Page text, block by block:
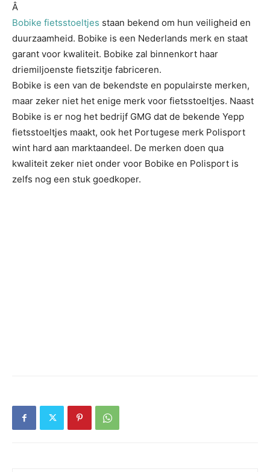
Â
Bobike fietsstoeltjes staan bekend om hun veiligheid en
duurzaamheid. Bobike is een Nederlands merk en staat
garant voor kwaliteit. Bobike zal binnenkort haar
driemiljoenste fietszitje fabriceren.
Bobike is een van de bekendste en populairste merken,
maar zeker niet het enige merk voor fietsstoeltjes. Naast
Bobike is er nog het bedrijf GMG dat de bekende Yepp
fietsstoeltjes maakt, ook het Portugese merk Polisport
wint hard aan marktaandeel. De merken doen qua
kwaliteit zeker niet onder voor Bobike en Polisport is
zelfs nog een stuk goedkoper.